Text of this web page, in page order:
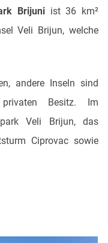
Brijuni ist 36 km²
Veli Brijun, welche
andere Inseln sind
Besitz. Im
Veli Brijun, das
Ciprovac sowie